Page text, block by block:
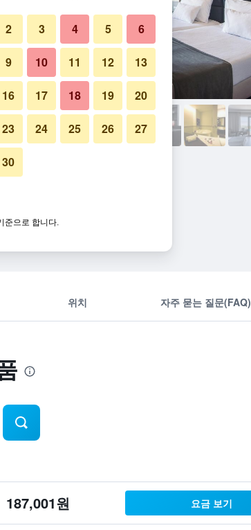
스크
고스 리조트 호텔 사진
위치 자주 묻는 질문(FAQ)
187,001원 요금 보기
2 3 4 5 6
9 10 11 12 13
16 17 18 19 20
23 24 25 26 27
30
준으로 합니다.